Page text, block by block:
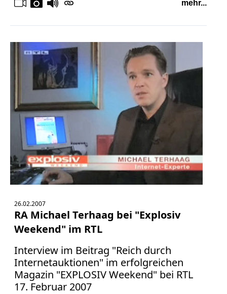
mehr...
26.02.2007
RA Michael Terhaag bei "Explosiv
Weekend" im RTL
Interview im Beitrag "Reich durch
Internetauktionen" im erfolgreichen
Magazin "EXPLOSIV Weekend" bei RTL
17. Februar 2007